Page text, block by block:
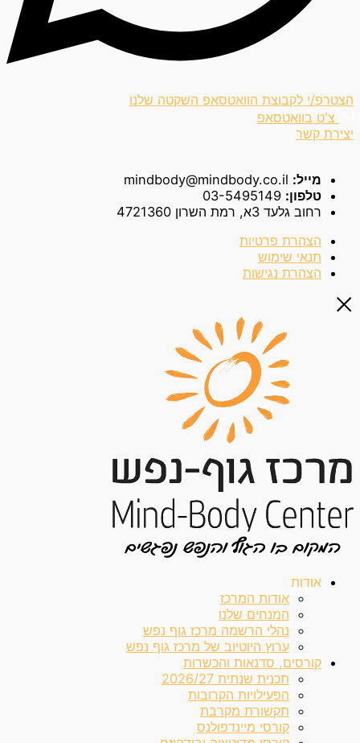
הצטרפ/י לקבוצת הוואטסאפ השקטה שלנו
צ'ט בוואטסאפ
יצירת קשר
מייל:
טלפון:
רחוב גלעד 3א, רמת השרון 4721360
הצהרת פרטיות
תנאי שימוש
הצהרת נגישות
אודות
אודות המרכז
המנחים שלנו
נהלי הרשמה מרכז גוף נפש
ערוץ היוטיוב של מרכז גוף נפש
קורסים, סדנאות והכשרות
תכנית שנתית 2026/27
הפעילויות הקרובות
תקשורת מקרבת
קורסי מיינדפולנס